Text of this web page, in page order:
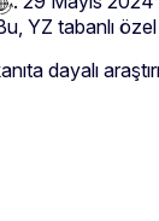
YZ tabanlı
dayalı